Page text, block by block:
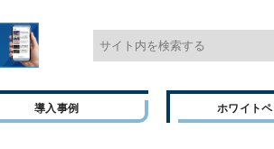
導入事例 ホワイト